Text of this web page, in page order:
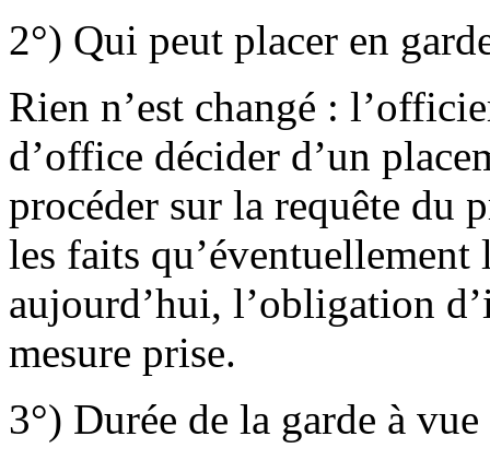
2°) Qui peut placer en
Rien n’est changé :
d’office décider d’un
procéder sur la requête du
les faits
aujourd’hui, l’obligation
mesure prise.
3°) Durée de la garde à vue